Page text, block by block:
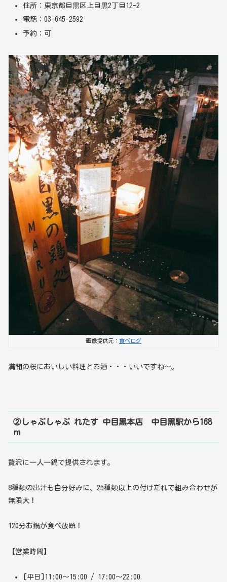
住所：東京都目黒区上目黒2丁目12-2
電話：03-645-2592
予約：可
画像提供元： 食べログ
満開の桜においしい料理とお酒・・・いいですね～。
②しゃぶしゃぶ れたす 中目黒本店 中目黒駅から168
ｍ
贅沢に一人一鍋で提供されます。
8種類の出汁も自分好みに、25種類以上の付けだれで組み合わせが
無限大！
120分お鍋が食べ放題！
【営業時間】
[平日]11:00～15:00 / 17:00～22:00